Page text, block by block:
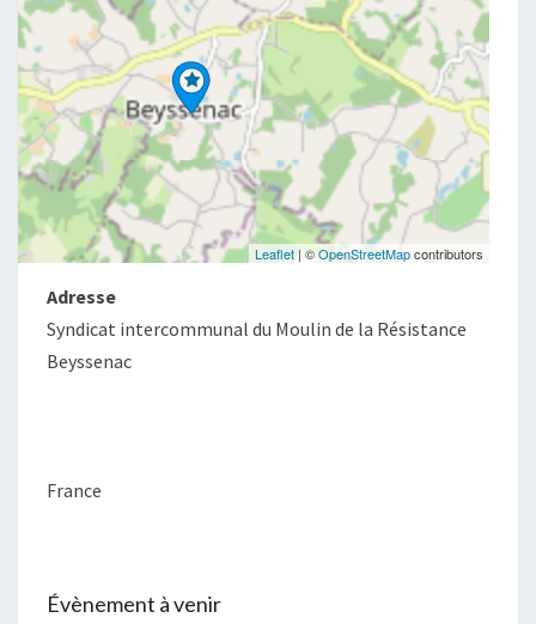
Leaflet | ©OpenStreetMapcontributors
Adresse
Syndicat intercommunal du Moulin de la Résistance
Beyssenac
France
Évènement à venir